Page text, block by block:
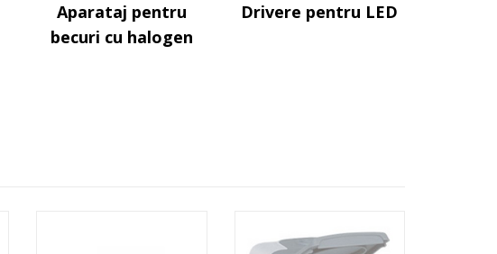
Aparataj pentru
becuri cu halogen
Drivere pentru LED